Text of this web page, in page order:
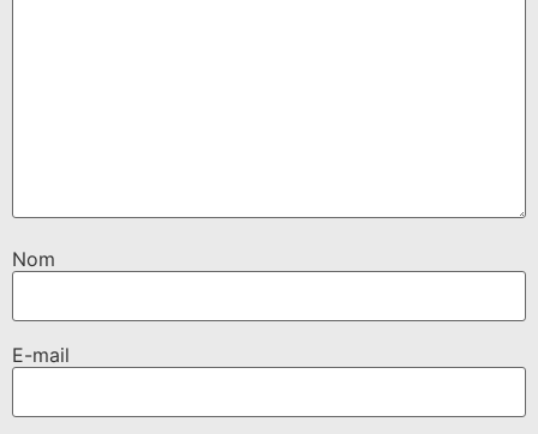
Nom
E-mail